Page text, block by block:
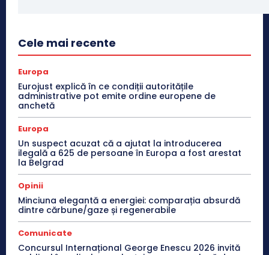
Cele mai recente
Europa
Eurojust explică în ce condiții autoritățile
administrative pot emite ordine europene de
anchetă
Europa
Un suspect acuzat că a ajutat la introducerea
ilegală a 625 de persoane în Europa a fost arestat
la Belgrad
Opinii
Minciuna elegantă a energiei: comparația absurdă
dintre cărbune/gaze și regenerabile
Comunicate
Concursul Internațional George Enescu 2026 invită